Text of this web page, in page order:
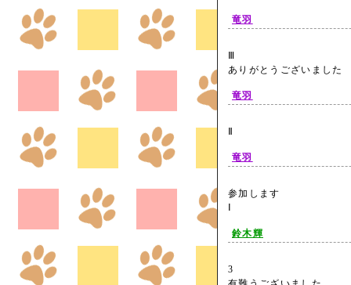
竜羽
ありがとうございまし
竜羽
竜羽
参加します
鈴木輝
3